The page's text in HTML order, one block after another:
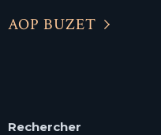
AOP BUZET
Rechercher